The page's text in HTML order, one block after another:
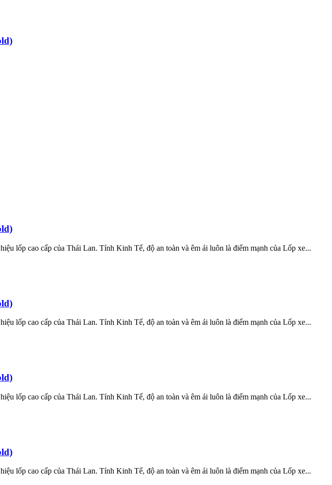
lốp cao cấp của Thái Lan. Tính Kinh Tế, độ an toàn và êm ái luôn là điểm mạnh của Lốp xe...
lốp cao cấp của Thái Lan. Tính Kinh Tế, độ an toàn và êm ái luôn là điểm mạnh của Lốp xe...
lốp cao cấp của Thái Lan. Tính Kinh Tế, độ an toàn và êm ái luôn là điểm mạnh của Lốp xe...
lốp cao cấp của Thái Lan. Tính Kinh Tế, độ an toàn và êm ái luôn là điểm mạnh của Lốp xe...